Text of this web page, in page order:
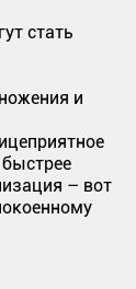
стать
и
– вот